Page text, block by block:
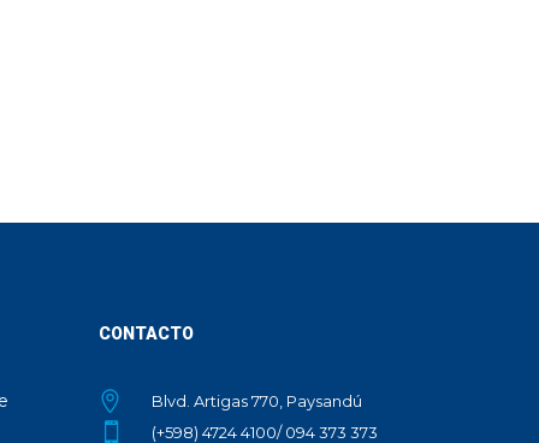
CONTACTO
Blvd. Artigas 770, Paysandú
(+598) 4724 4100/ 094 373 373